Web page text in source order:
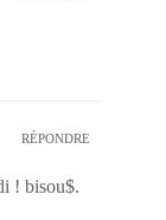
RÉPONDRE
! bisou$.